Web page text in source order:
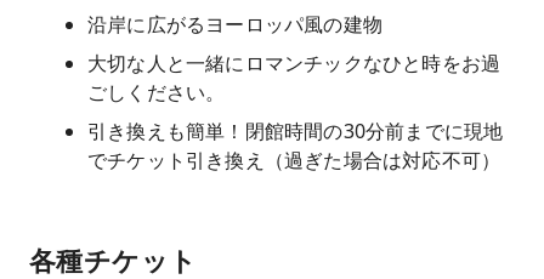
沿岸に広がるヨーロッパ風の建物
大切な人と一緒にロマンチックなひと時をお過
ごしください。
引き換えも簡単！閉館時間の30分前までに現地
でチケット引き換え（過ぎた場合は対応不可）
各種チケット